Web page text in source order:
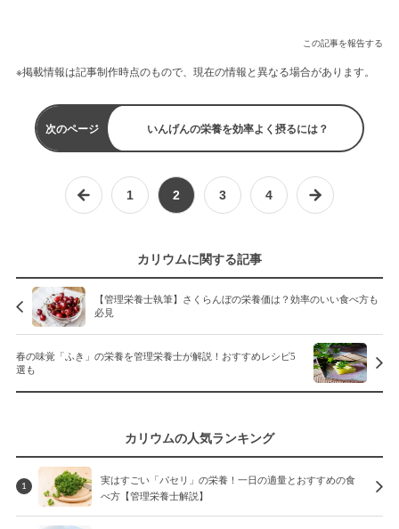
この記事を報告する
※掲載情報は記事制作時点のもので、現在の情報と異なる場合があります。
次のページ いんげんの栄養を効率よく摂るには？
1 2 3 4
カリウムに関する記事
【管理栄養士執筆】さくらんぼの栄養価は？効率のいい食べ方も
必見
春の味覚「ふき」の栄養を管理栄養士が解説！おすすめレシピ5
選も
カリウムの人気ランキング
1
実はすごい「パセリ」の栄養！一日の適量とおすすめの食
べ方【管理栄養士解説】